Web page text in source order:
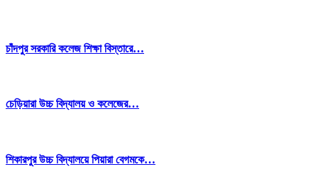
চাঁদপুর সরকারি কলেজ শিক্ষা বিস্তারে…
চেড়িয়ারা উচ্চ বিদ্যালয় ও কলেজের…
শিকারপুর উচ্চ বিদ্যালয়ে পিয়ারা বেগমকে…